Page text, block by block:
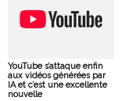
YouTube s’attaque enfin
aux vidéos générées par
IA et c’est une excellente
nouvelle